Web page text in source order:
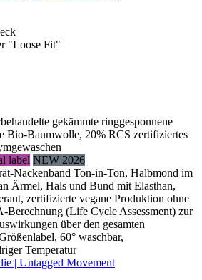
"Loose Fit"
gekämmte ringgesponnene
Bio-Baumwolle, 20% RCS zertifiziertes
label NEW 2026
Nackenband Ton-in-Ton, Halbmond im
Ärmel, Hals und Bund mit Elasthan,
zertifizierte vegane Produktion ohne
(Life Cycle Assessment) zur
über den gesamten
60° waschbar,
Temperatur
| Untagged Movement